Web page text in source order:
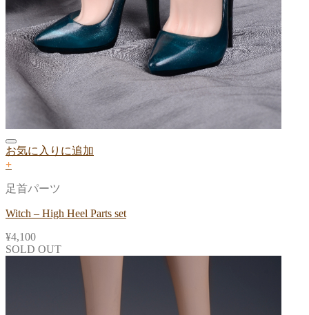
お気に入りに追加
+
足首パーツ
Witch – High Heel Parts set
¥4,100
SOLD OUT